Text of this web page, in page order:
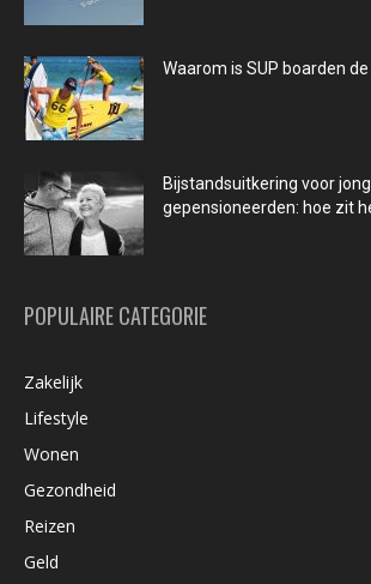
Waarom is SUP boarden
Bijstandsuitkering voor
gepensioneerden: hoe zit
POPULAIRE CATEGORIE
Zakelijk
Lifestyle
Wonen
Gezondheid
Reizen
Geld